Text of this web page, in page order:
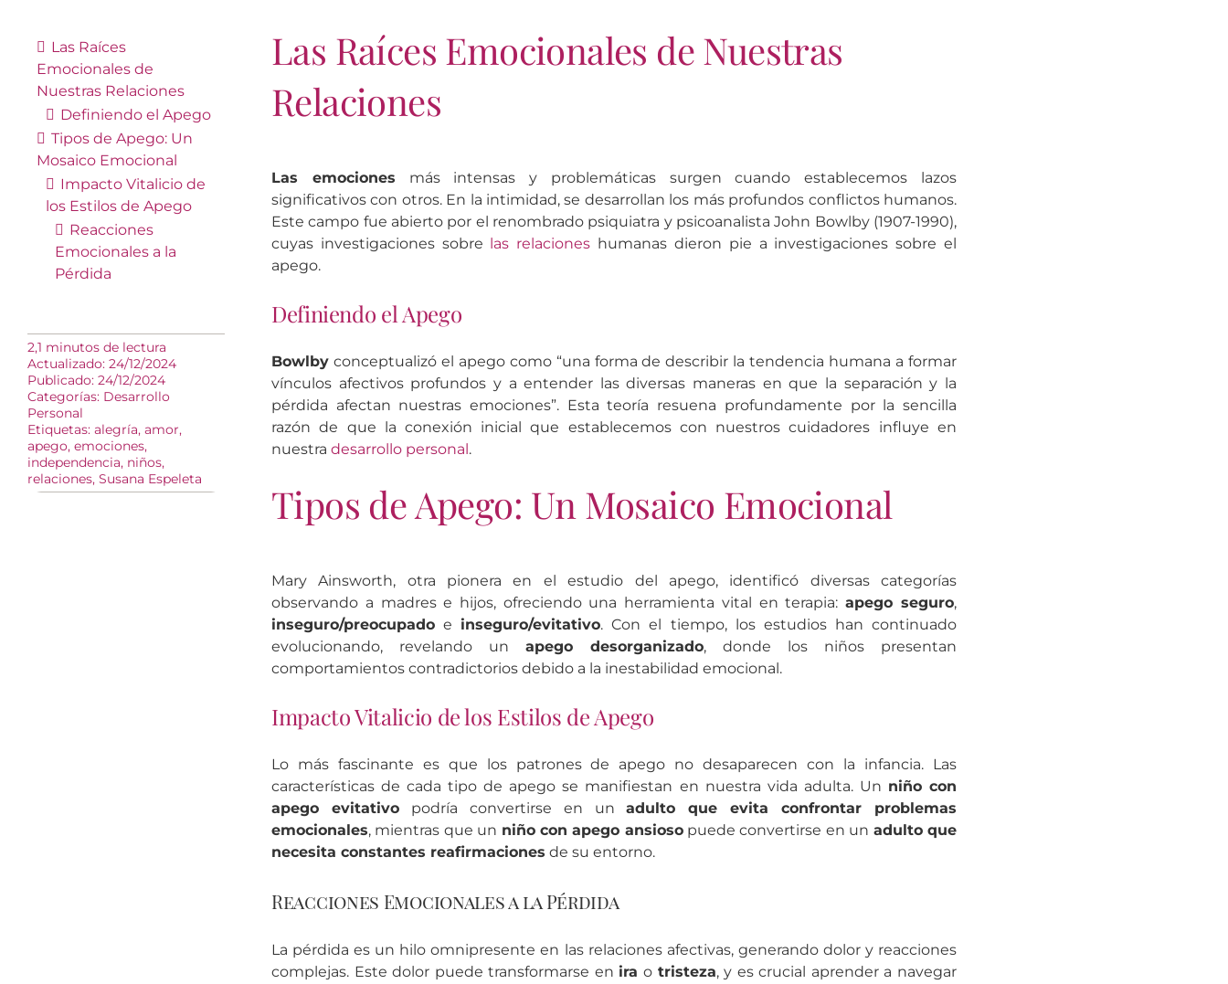
Las Raíces
Emocionales de
Nuestras Relaciones
Definiendo el Apego
Tipos de Apego: Un
Mosaico Emocional
Impacto Vitalicio de
los Estilos de Apego
Reacciones
Emocionales a la
Pérdida
2,1 minutos de lectura
Actualizado: 24/12/2024
Publicado: 24/12/2024
Categorías: Desarrollo
Personal
Etiquetas: alegría, amor,
apego, emociones,
independencia, niños,
relaciones, Susana Espeleta
Las Raíces Emocionales de Nuestras
Relaciones
Las emociones más intensas y problemáticas surgen cuando establecemos lazos
significativos con otros. En la intimidad, se desarrollan los más profundos conflictos humanos.
Este campo fue abierto por el renombrado psiquiatra y psicoanalista John Bowlby (1907-1990),
cuyas investigaciones sobre
las relaciones humanas dieron pie a investigaciones sobre el
apego.
Definiendo el Apego
Bowlby conceptualizó el apego como “una forma de describir la tendencia humana a formar
vínculos afectivos profundos y a entender las diversas maneras en que la separación y la
pérdida afectan nuestras emociones”. Esta teoría resuena profundamente por la sencilla
razón de que la conexión inicial que establecemos con nuestros cuidadores influye en
nuestradesarrollo personal .
Tipos de Apego: Un Mosaico Emocional
Mary Ainsworth, otra pionera en el estudio del apego, identificó diversas categorías
observando a madres e hijos, ofreciendo una herramienta vital en terapia:apego seguro,
inseguro/preocupado e inseguro/evitativo. Con el tiempo, los estudios han continuado
evolucionando, revelando un apego desorganizado, donde los niños presentan
comportamientos contradictorios debido a la inestabilidad emocional.
Impacto Vitalicio de los Estilos de Apego
Lo más fascinante es que los patrones de apego no desaparecen con la infancia. Las
características de cada tipo de apego se manifiestan en nuestra vida adulta. Un niño con
apego evitativopodría convertirse en unadulto que evita confrontar problemas
emocionales, mientras que un niño con apego ansiosopuede convertirse en un adulto que
necesita constantes reafirmaciones de su entorno.
Reacciones Emocionales a la Pérdida
La pérdida es un hilo omnipresente en las relaciones afectivas, generando dolor y reacciones
complejas. Este dolor puede transformarse en ira o tristeza, y es crucial aprender a navegar